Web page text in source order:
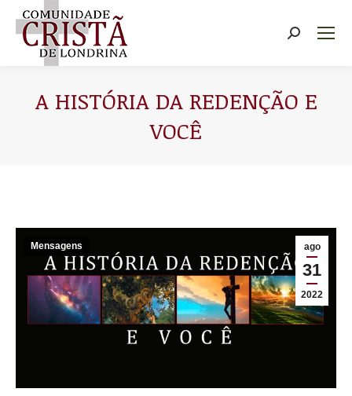
Buscar
A HISTÓRIA DA REDENÇÃO E
VOCÊ
ago
31
2022
Mensagens